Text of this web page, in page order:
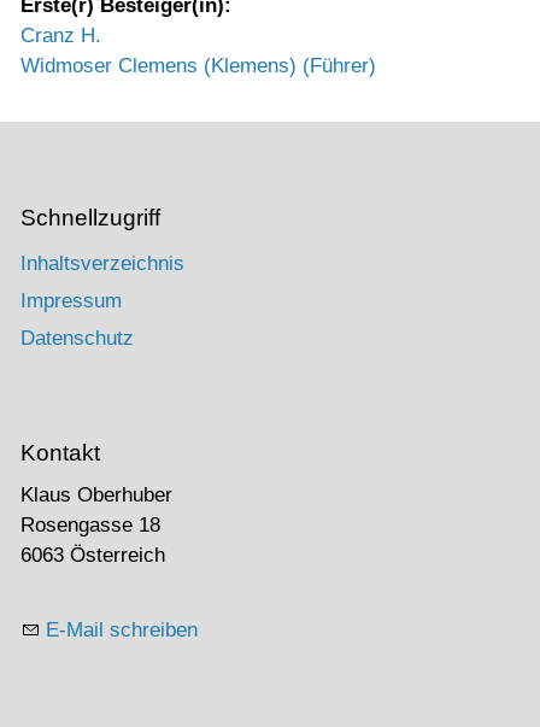
Erste(r) Besteiger(in):
Cranz H.
Widmoser Clemens (Klemens) (Führer)
Schnellzugriff
Inhaltsverzeichnis
Impressum
Datenschutz
Kontakt
Klaus Oberhuber
Rosengasse 18
6063 Österreich
E-Mail schreiben